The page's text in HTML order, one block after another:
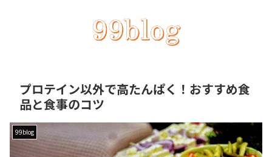
プロテイン以外で高たんぱく！おすすめ食
品と食事のコツ
99blog